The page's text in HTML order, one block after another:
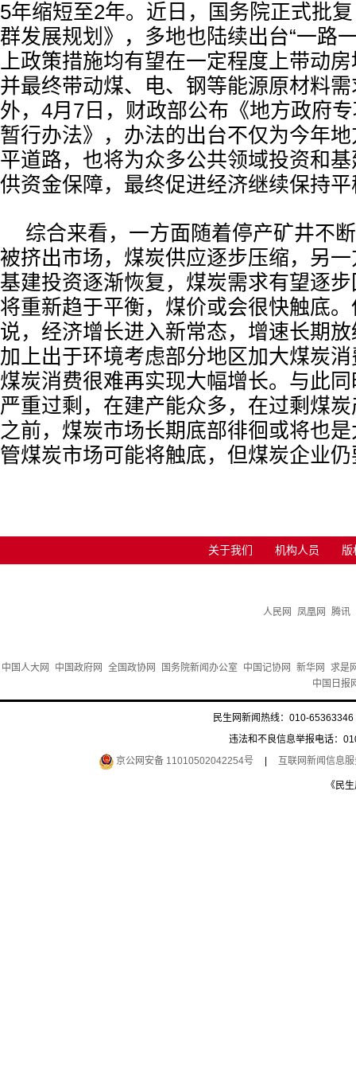
5年缩短至2年。近日，国务院正式批
群发展规划》，多地也陆续出台“一路
上政策措施均有望在一定程度上带动
并最终带动煤、电、钢等能源原材料
外，4月7日，财政部公布《地方政府
暂行办法》，办法的出台不仅为今年
平道路，也将为众多公共领域投资和
供资金保障，最终促进经济继续保持
综合来看，一方面随着停产矿井不
被挤出市场，煤炭供应逐步压缩，另
基建投资逐渐恢复，煤炭需求有望逐
将重新趋于平衡，煤价或会很快触底
说，经济增长进入新常态，增速长期
加上出于环境考虑部分地区加大煤炭
煤炭消费很难再实现大幅增长。与此
严重过剩，在建产能众多，在过剩煤
之前，煤炭市场长期底部徘徊或将也
管煤炭市场可能将触底，但煤炭企业
关于我们 机构人员 版
人民网 凤凰网 腾讯
中国人大网 中国政府网 全国政协网 国务院新闻办公室 中国记协网 新华网
求是
中国日报
民生网新闻热线：010-
违法和不良信息举报电话：
京公网安备 11010502042254号
互联网新闻信息
《民